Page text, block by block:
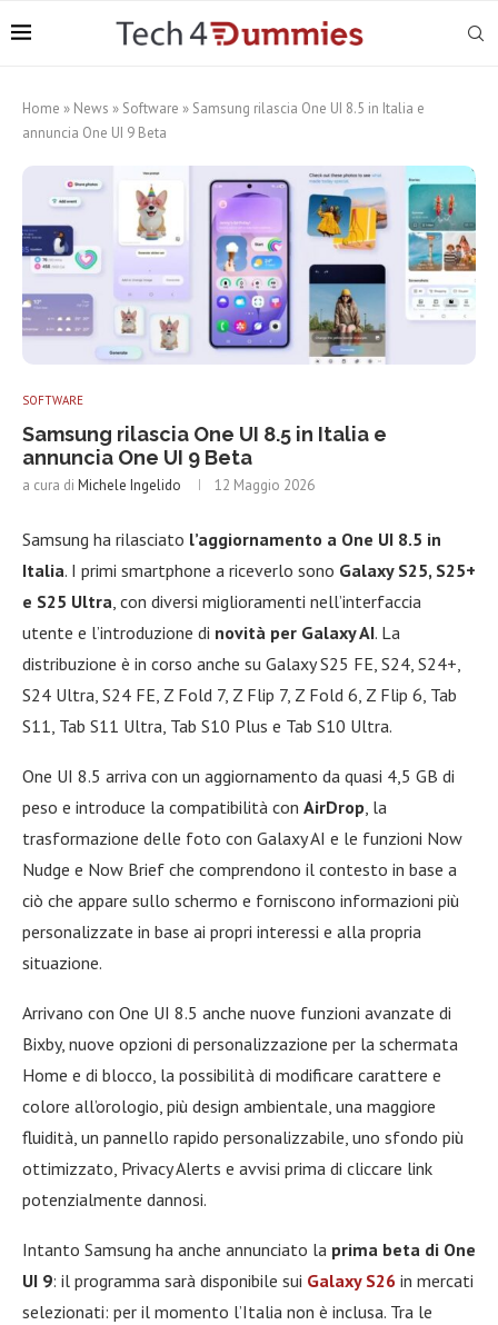
Home » News » Software » Samsung rilascia One UI 8.5 in Italia e
annuncia One UI 9 Beta
SOFTWARE
Samsung rilascia One UI 8.5 in Italia e
annuncia One UI 9 Beta
a cura di Michele Ingelido 12 Maggio 2026
Samsung ha rilasciato l’aggiornamento a One UI 8.5 in
Italia. I primi smartphone a riceverlo sono Galaxy S25, S25+
e S25 Ultra, con diversi miglioramenti nell’interfaccia
utente e l’introduzione di novità per Galaxy AI. La
distribuzione è in corso anche su Galaxy S25 FE, S24, S24+,
S24 Ultra, S24 FE, Z Fold 7, Z Flip 7, Z Fold 6, Z Flip 6, Tab
S11, Tab S11 Ultra, Tab S10 Plus e Tab S10 Ultra.
One UI 8.5 arriva con un aggiornamento da quasi 4,5 GB di
peso e introduce la compatibilità con AirDrop, la
trasformazione delle foto con Galaxy AI e le funzioni Now
Nudge e Now Brief che comprendono il contesto in base a
ciò che appare sullo schermo e forniscono informazioni più
personalizzate in base ai propri interessi e alla propria
situazione.
Arrivano con One UI 8.5 anche nuove funzioni avanzate di
Bixby, nuove opzioni di personalizzazione per la schermata
Home e di blocco, la possibilità di modificare carattere e
colore all’orologio, più design ambientale, una maggiore
fluidità, un pannello rapido personalizzabile, uno sfondo più
ottimizzato, Privacy Alerts e avvisi prima di cliccare link
potenzialmente dannosi.
Intanto Samsung ha anche annunciato la prima beta di One
UI 9: il programma sarà disponibile sui Galaxy S26 in mercati
selezionati: per il momento l’Italia non è inclusa. Tra le